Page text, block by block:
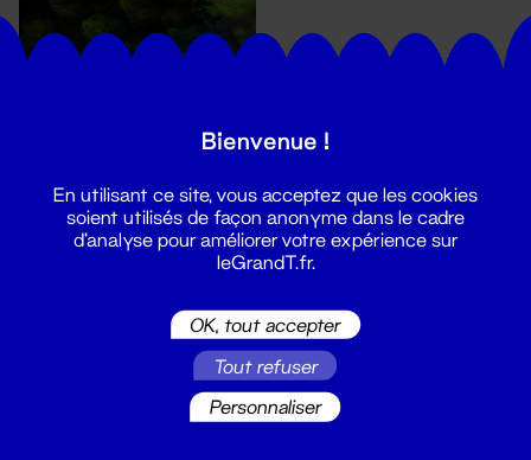
Parpaing
20 oct. 2022 - 5 mai
2023
Le Nécessaire
Déséquilibre des
Bienvenue !
En utilisant ce site, vous acceptez que les cookies
soient utilisés de façon anonyme dans le cadre
d'analyse pour améliorer votre expérience sur
leGrandT.fr.
OK, tout accepter
Tout refuser
Personnaliser